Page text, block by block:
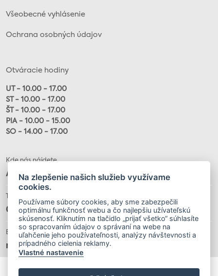
Všeobecné vyhlásenie
Ochrana osobných údajov
Otváracie hodiny
UT - 10.00 - 17.00
ST - 10.00 - 17.00
ŠT - 10.00 - 17.00
PIA - 10.00 - 15.00
SO - 14.00 - 17.00
Kde nás nájdete
Alžbetina 20, 040 01
055 / 622 32 34
E-mail
muzeumloffler@gmail.com
Na zlepšenie našich služieb využívame
cookies.
Používame súbory cookies, aby sme zabezpečili
optimálnu funkčnosť webu a čo najlepšiu užívateľskú
skúsenosť. Kliknutím na tlačidlo „prijať všetko“ súhlasíte
so spracovaním údajov o správaní na webe na
uľahčenie jeho používateľnosti, analýzy návštevnosti a
prípadného cielenia reklamy.
Vlastné nastavenie